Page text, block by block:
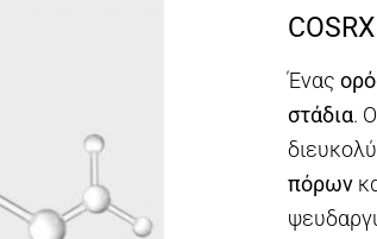
Ένας
στάδια.
πόρων